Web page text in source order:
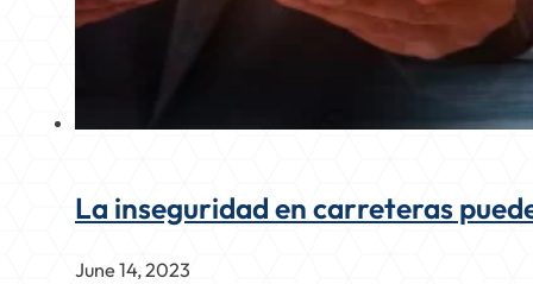
La inseguridad en carreteras
June 14, 2023